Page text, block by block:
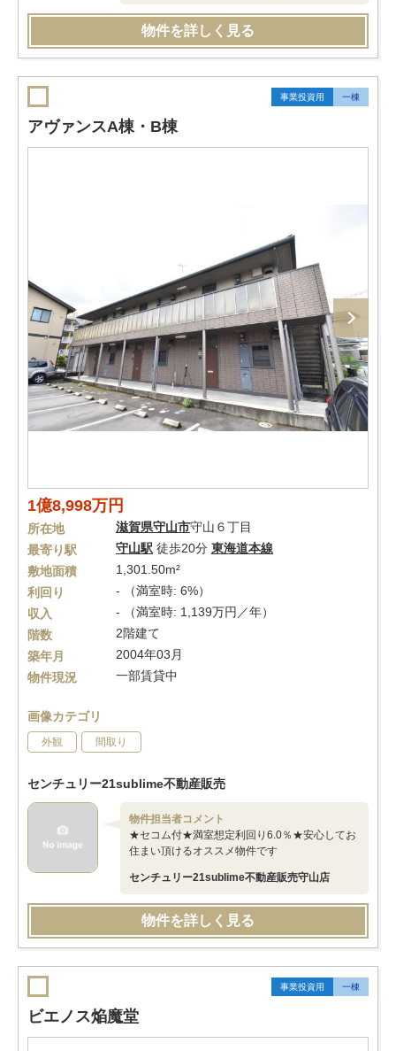
物件を詳しく見る
事業投資用 一棟
アヴァンスA棟・B棟
1億8,998万円
所在地 滋賀県守山市守山６丁目
最寄り駅
守山駅 徒歩20分 東海道本線
敷地面積
1,301.50m²
利回り
- （満室時: 6%）
収入
- （満室時: 1,139万円／年）
階数
2階建て
築年月
2004年03月
物件現況
一部賃貸中
画像カテゴリ
外観 間取り
センチュリー21sublime不動産販売
物件担当者コメント
★セコム付★満室想定利回り6.0％★安心してお
住まい頂けるオススメ物件です
センチュリー21sublime不動産販売守山店
物件を詳しく見る
事業投資用 一棟
ビエノス焔魔堂